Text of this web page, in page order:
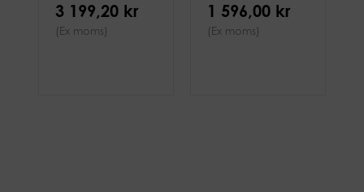
3 199,20 kr
(Ex moms)
1 596,00 kr
(Ex moms)